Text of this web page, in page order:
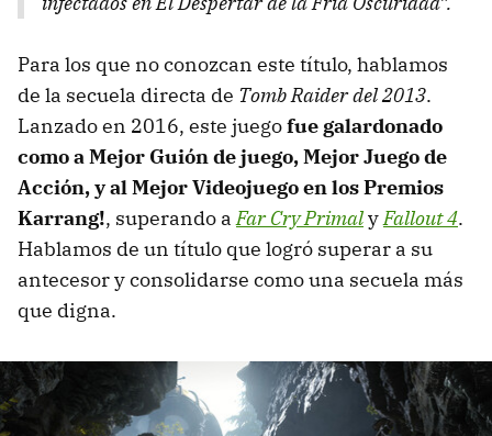
Para los que no conozcan este título, hablamos
de la secuela directa de Tomb Raider del 2013.
Lanzado en 2016, este juegofue galardonado
como a Mejor Guión de juego, Mejor Juego de
Acción, y al Mejor Videojuego en los Premios
Karrang!, superando aFar Cry PrimalyFallout 4.
Hablamos de un título que logró superar a su
antecesor y consolidarse como una secuela más
que digna.